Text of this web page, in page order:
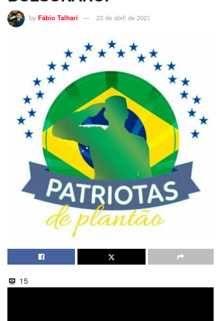
by Fábio Talhari 23 de abril de 2021
15